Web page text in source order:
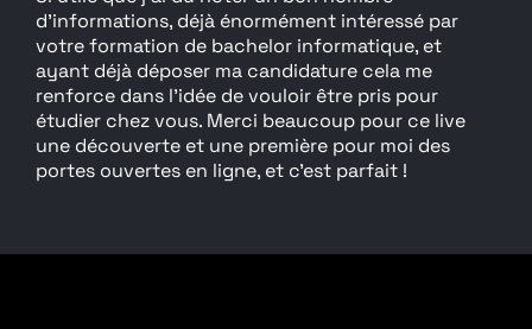
d’informations, déjà énormément intéressé par
votre formation de bachelor informatique, et
ayant déjà déposer ma candidature cela me
renforce dans l’idée de vouloir être pris pour
étudier chez vous. Merci beaucoup pour ce live
une découverte et une première pour moi des
portes ouvertes en ligne, et c’est parfait !